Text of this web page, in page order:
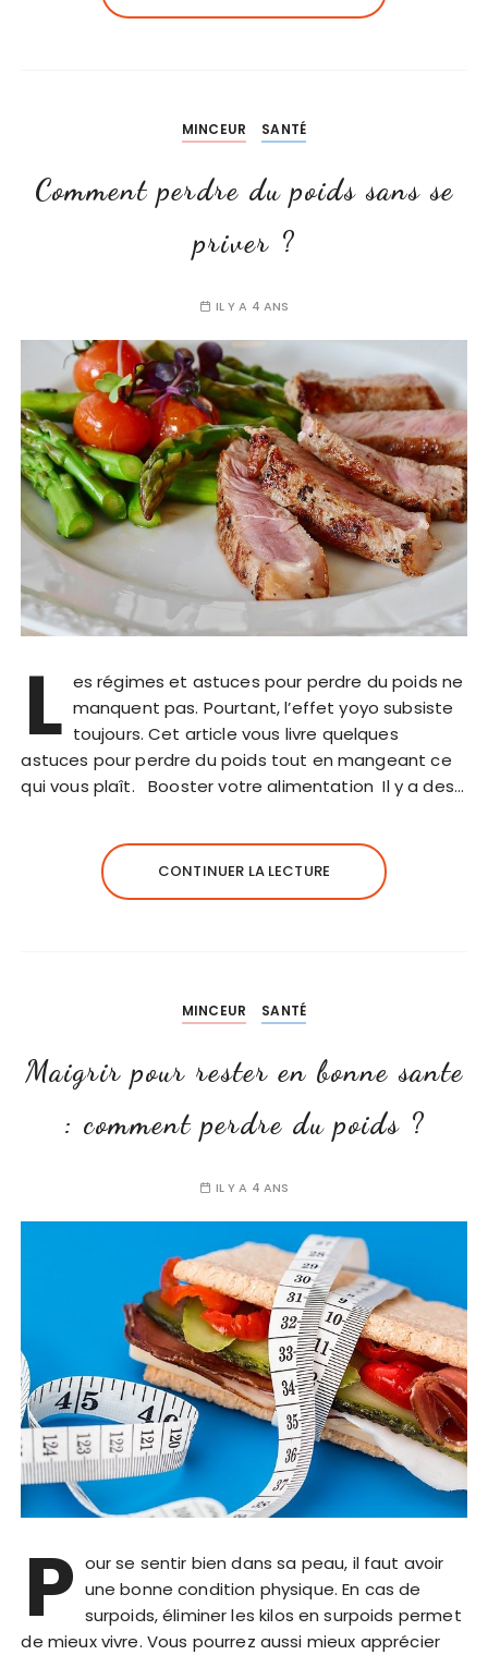
MINCEUR SANTÉ
Comment perdre du poids sans se
priver ?
IL Y A 4 ANS
L es régimes et astuces pour perdre du poids ne
manquent pas. Pourtant, l’effet yoyo subsiste
toujours. Cet article vous livre quelques
astuces pour perdre du poids tout en mangeant ce
qui vous plaît. Booster votre alimentation Il y a des…
CONTINUER LA LECTURE
MINCEUR SANTÉ
Maigrir pour rester en bonne sante
: comment perdre du poids ?
IL Y A 4 ANS
P our se sentir bien dans sa peau, il faut avoir
une bonne condition physique. En cas de
surpoids, éliminer les kilos en surpoids permet
de mieux vivre. Vous pourrez aussi mieux apprécier